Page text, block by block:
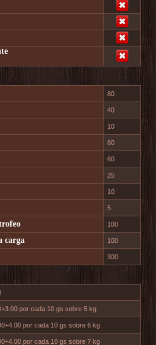
80
40
10
80
60
25
10
5
100
carga 100
300
por cada 10 gs sobre 5 kg
por cada 10 gs sobre 6 kg
por cada 10 gs sobre 7 kg